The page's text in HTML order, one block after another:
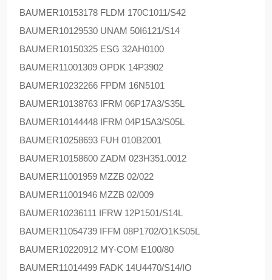
BAUMER10153178 FLDM 170C1011/S42
BAUMER10129530 UNAM 50I6121/S14
BAUMER10150325 ESG 32AH0100
BAUMER11001309 OPDK 14P3902
BAUMER10232266 FPDM 16N5101
BAUMER10138763 IFRM 06P17A3/S35L
BAUMER10144448 IFRM 04P15A3/S05L
BAUMER10258693 FUH 010B2001
BAUMER10158600 ZADM 023H351.0012
BAUMER11001959 MZZB 02/022
BAUMER11001946 MZZB 02/009
BAUMER10236111 IFRW 12P1501/S14L
BAUMER11054739 IFFM 08P1702/O1KS05L
BAUMER10220912 MY-COM E100/80
BAUMER11014499 FADK 14U4470/S14/IO